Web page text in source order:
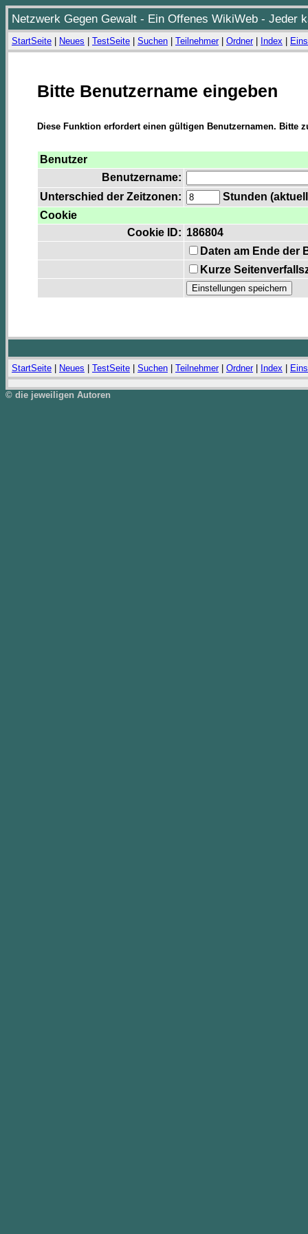
Netzwerk Gegen Gewalt - Ein Offenes WikiWeb - Jeder
StartSeite Neues TestSeite Suchen Teilnehmer| Ordner| Index
Bitte Benutzername eingeben
Diese Funktion erfordert einen gültigen Benutzernamen. Bitte
Benutzer
Benutzername:
Unterschied der Zeitzonen:
Stunden
Cookie
Cookie ID: 186804
Daten am Ende der
Kurze
StartSeite Neues TestSeite Suchen Teilnehmer| Ordner| Index
© die jeweiligen Autoren